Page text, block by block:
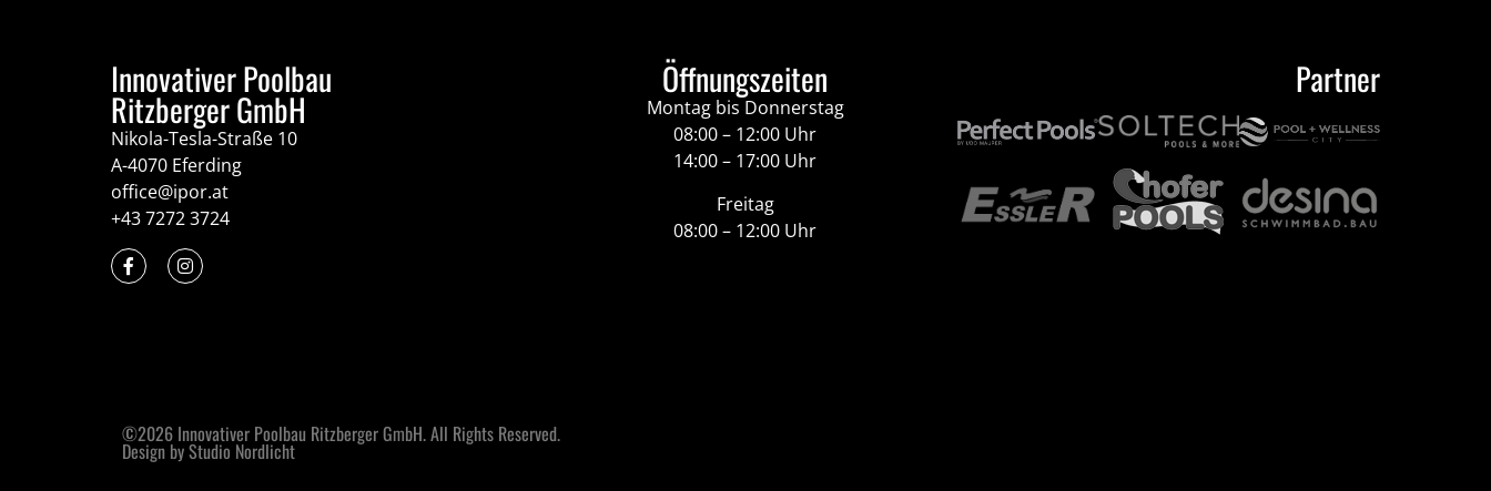
Innovativer Poolbau
Ritzberger GmbH
Nikola-Tesla-Straße 10
A-4070 Eferding
office@ipor.at
+43 7272 3724
Öffnungszeiten
Montag bis Donnerstag
08:00 – 12:00 Uhr
14:00 – 17:00 Uhr
Freitag
08:00 – 12:00 Uhr
Partner
©2026 Innovativer Poolbau Ritzberger GmbH. All Rights Reserved.
Design by Studio Nordlicht